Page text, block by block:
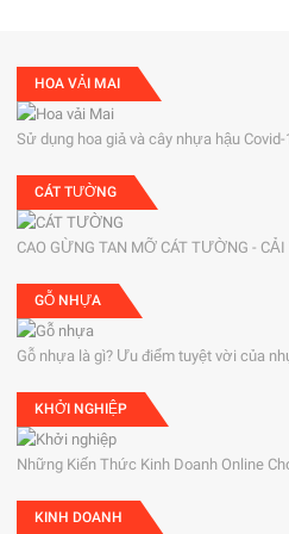
HOA VẢI MAI
Sử dụng hoa giả và cây nhựa hậu Covid-
CÁT TƯỜNG
CAO GỪNG TAN MỠ CÁT TƯỜNG -
GỖ NHỰA
Gỗ nhựa là gì? Ưu điểm tuyệt vời của
KHỞI NGHIỆP
Những Kiến Thức Kinh Doanh Online
KINH DOANH